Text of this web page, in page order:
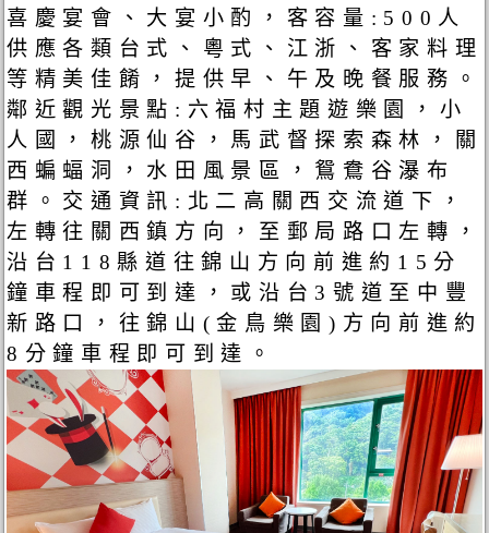
喜慶宴會、大宴小酌，客容量:500人
供應各類台式、粵式、江浙、客家料理
等精美佳餚，提供早、午及晚餐服務。
鄰近觀光景點:六福村主題遊樂園，小
人國，桃源仙谷，馬武督探索森林，關
西蝙蝠洞，水田風景區，鴛鴦谷瀑布
群。交通資訊:北二高關西交流道下，
左轉往關西鎮方向，至郵局路口左轉，
沿台118縣道往錦山方向前進約15分
鐘車程即可到達，或沿台3號道至中豐
新路口，往錦山(金鳥樂園)方向前進約
8分鐘車程即可到達。